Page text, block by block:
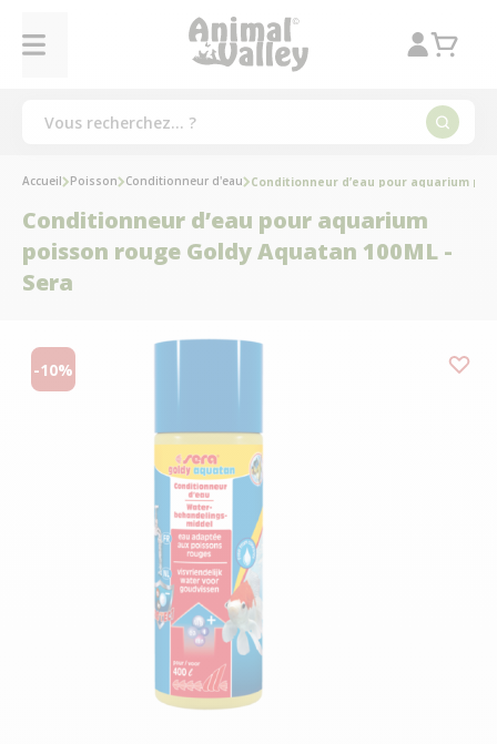
Accueil Poisson Conditionneur d'eau Conditionneur d’eau pour aquarium
Conditionneur d’eau pour aquarium
poisson rouge Goldy Aquatan 100ML -
Sera
-10%